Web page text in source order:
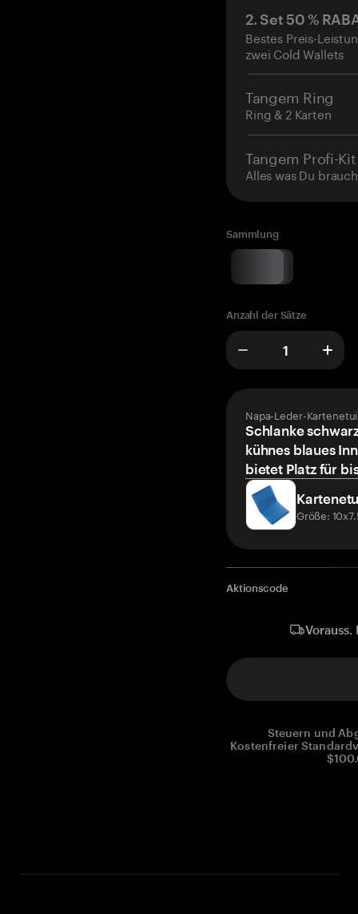
2. Set 50 %
Bestes Preis-
zwei Cold Wallets
Tangem Ring
Ring & 2 Karten
Tangem Profi-Kit
Alles was Du
Sammlung
Anzahl der Sätze
Napa-Leder-
Schlanke
kühnes blaues
bietet Platz für
Größe:
Aktionscode
Steuern und
Kostenfreier